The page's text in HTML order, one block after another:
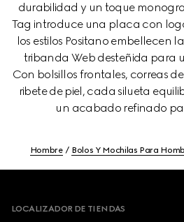
durabilidad y un toque
Tag introduce una placa con
los estilos Positano embellecen
tribanda Web desteñida para
Con bolsillos frontales, correas
ribete de piel, cada silueta
un acabado refinado
Hombre Bolos Y Mochilas Para
LOCALIZADOR DE TIENDAS